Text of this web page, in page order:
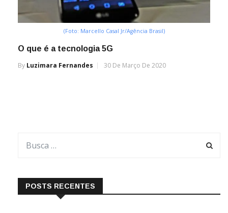
(Foto: Marcello Casal Jr/Agência Brasil)
O que é a tecnologia 5G
By Luzimara Fernandes 30 De Março De 2020
POSTS RECENTES